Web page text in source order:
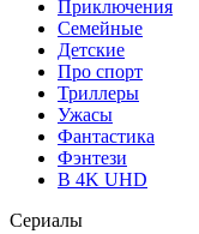
Приключения
Семейные
Детские
Про спорт
Триллеры
Ужасы
Фантастика
Фэнтези
В 4K UHD
Сериалы